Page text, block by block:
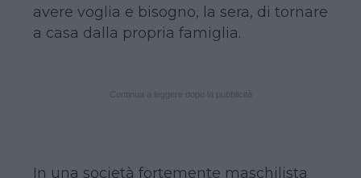
avere voglia e bisogno, la sera, di tornare
a casa dalla propria famiglia.
In una società fortemente maschilista